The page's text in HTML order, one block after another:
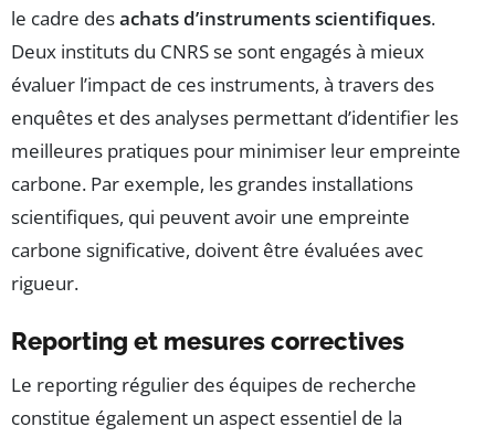
le cadre desachats d’instruments scientifiques.
Deux instituts du CNRS se sont engagés à mieux
évaluer l’impact de ces instruments, à travers des
enquêtes et des analyses permettant d’identifier les
meilleures pratiques pour minimiser leur empreinte
carbone. Par exemple, les grandes installations
scientifiques, qui peuvent avoir une empreinte
carbone significative, doivent être évaluées avec
rigueur.
Reporting et mesures correctives
Le reporting régulier des équipes de recherche
constitue également un aspect essentiel de la